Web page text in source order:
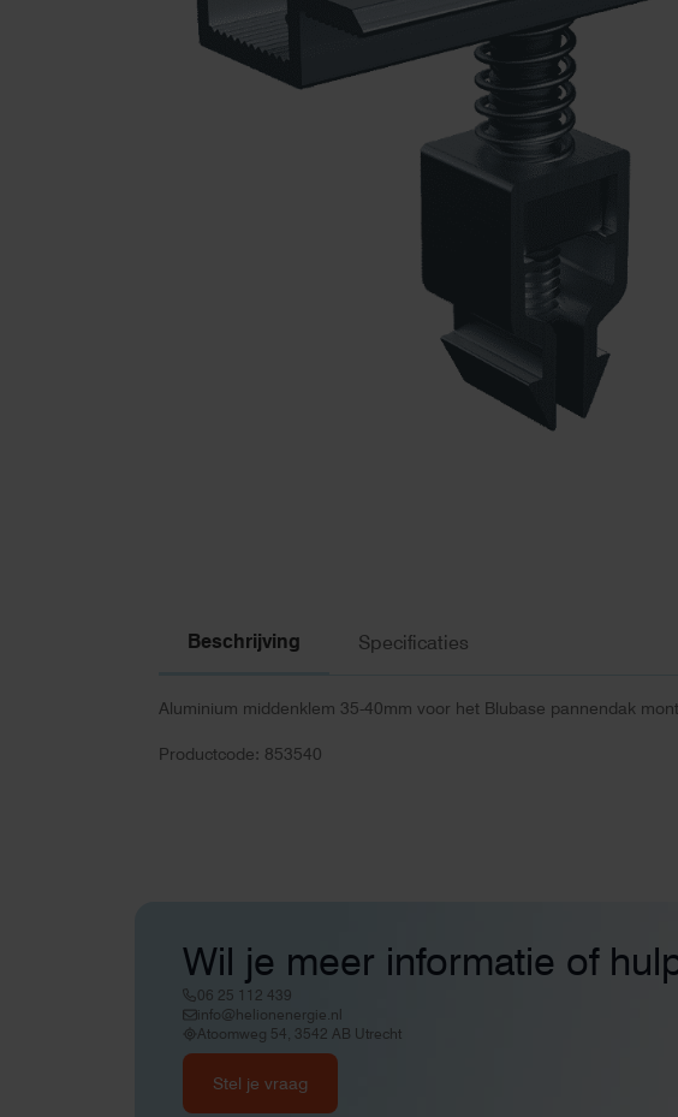
Beschrijving Specificaties
Aluminium middenklem 35-40mm voor het Blubase pannendak
Productcode: 853540
Wil je meer informatie of
06 25 112 439
info@helionenergie.nl
Atoomweg 54, 3542 AB Utrecht
Stel je vraag